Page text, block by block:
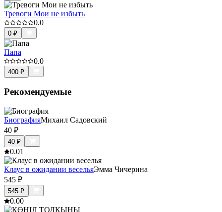
Тревоги Мои не избыть
0.0
0 ₽
Папа
0.0
400 ₽
Рекомендуемые
БиографияМихаил Садовский
40 ₽
40 ₽
0.01
Клаус в ожидании весельяЭмма Чичерина
545 ₽
545 ₽
0.00